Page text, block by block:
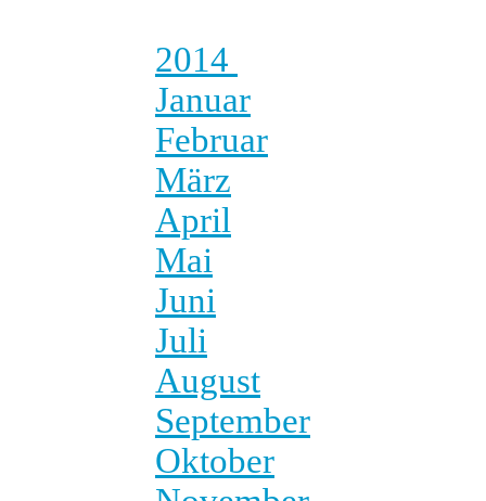
2014
Januar
Februar
März
April
Mai
Juni
Juli
August
September
Oktober